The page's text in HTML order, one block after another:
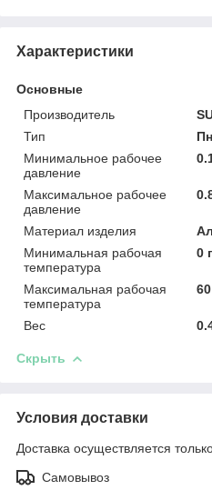
Характеристики
Основные
Производитель
Тип
Минимальное рабочее
давление
Максимальное рабочее
давление
Материал изделия
Минимальная рабочая
температура
0
Максимальная рабочая
температура
Вес
Скрыть
Условия доставки
Доставка осуществляется
Самовывоз